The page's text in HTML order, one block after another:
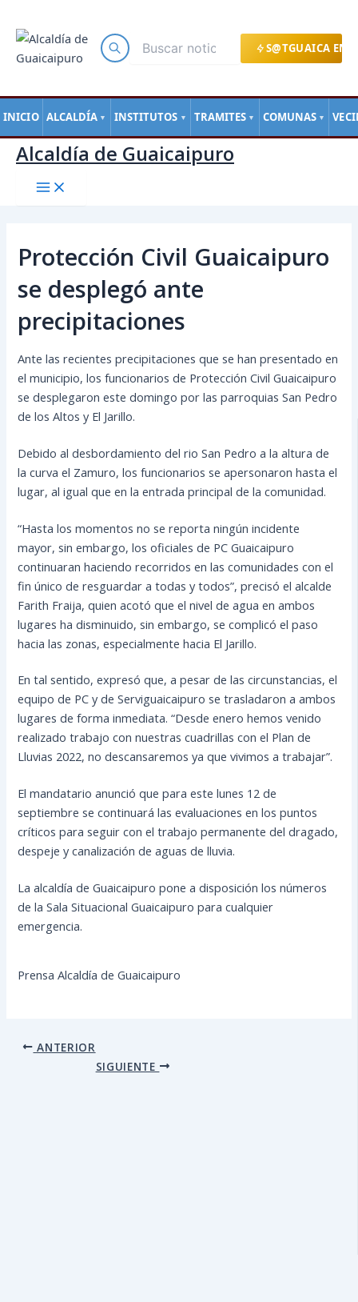
S@TGUAICA EN
INICIO ALCALDÍA ▼ INSTITUTOS ▼ TRAMITES ▼ COMUNAS ▼
contenido
Alcaldía de Guaicaipuro
Protección Civil Guaicaipuro
se desplegó ante
precipitaciones
Ante las recientes precipitaciones que se han presentado en
el municipio, los funcionarios de Protección Civil Guaicaipuro
se desplegaron este domingo por las parroquias San Pedro
de los Altos y El Jarillo.
Debido al desbordamiento del rio San Pedro a la altura de
la curva el Zamuro, los funcionarios se apersonaron hasta el
lugar, al igual que en la entrada principal de la comunidad.
“Hasta los momentos no se reporta ningún incidente
mayor, sin embargo, los oficiales de PC Guaicaipuro
continuaran haciendo recorridos en las comunidades con el
fin único de resguardar a todas y todos”, precisó el alcalde
Farith Fraija, quien acotó que el nivel de agua en ambos
lugares ha disminuido, sin embargo, se complicó el paso
hacia las zonas, especialmente hacia El Jarillo.
En tal sentido, expresó que, a pesar de las circunstancias, el
equipo de PC y de Serviguaicaipuro se trasladaron a ambos
lugares de forma inmediata. “Desde enero hemos venido
realizado trabajo con nuestras cuadrillas con el Plan de
Lluvias 2022, no descansaremos ya que vivimos a trabajar”.
El mandatario anunció que para este lunes 12 de
septiembre se continuará las evaluaciones en los puntos
críticos para seguir con el trabajo permanente del dragado,
despeje y canalización de aguas de lluvia.
La alcaldía de Guaicaipuro pone a disposición los números
de la Sala Situacional Guaicaipuro para cualquier
emergencia.
Prensa Alcaldía de Guaicaipuro
de
entradas
ANTERIOR
SIGUIENTE